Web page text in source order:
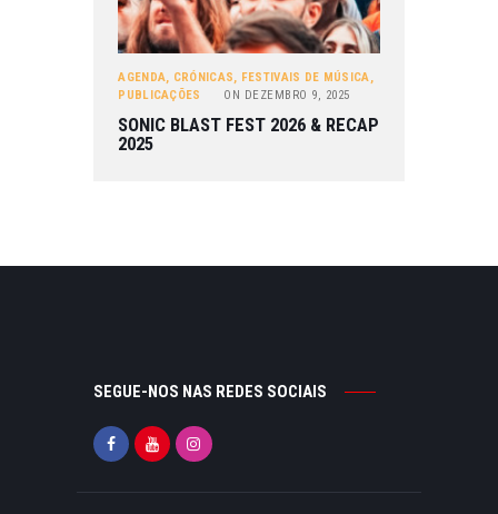
AGENDA, CRÓNICAS, FESTIVAIS DE MÚSICA,
PUBLICAÇÕES
ON DEZEMBRO 9, 2025
SONIC BLAST FEST 2026 & RECAP
2025
SEGUE-NOS NAS REDES SOCIAIS